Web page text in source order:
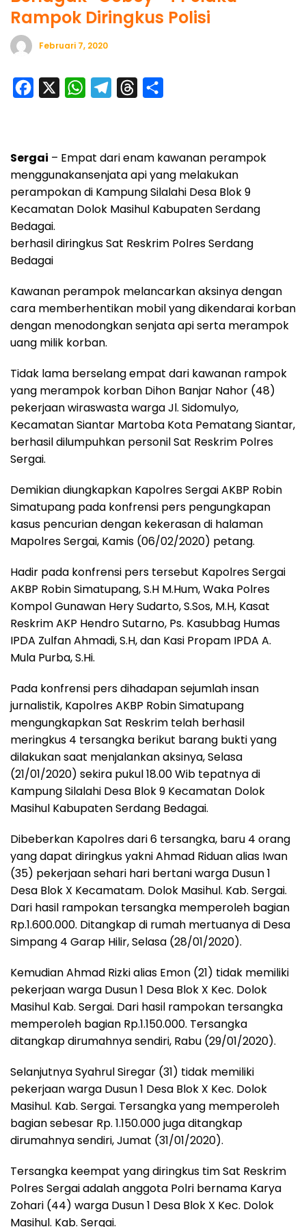
Rampok Diringkus Polisi
Februari 7, 2020
b
o
o
k
W
s
A
p
g
r
a
a
d
s
e
Sergai – Empat dari enam kawanan perampok
menggunakansenjata api yang melakukan
perampokan di Kampung Silalahi Desa Blok 9
Kecamatan Dolok Masihul Kabupaten Serdang
Bedagai.
berhasil diringkus Sat Reskrim Polres Serdang
Bedagai
Kawanan perampok melancarkan aksinya dengan
cara memberhentikan mobil yang dikendarai korban
dengan menodongkan senjata api serta merampok
uang milik korban.
Tidak lama berselang empat dari kawanan rampok
yang merampok korban Dihon Banjar Nahor (48)
pekerjaan wiraswasta warga Jl. Sidomulyo,
Kecamatan Siantar Martoba Kota Pematang Siantar,
berhasil dilumpuhkan personil Sat Reskrim Polres
Sergai.
Demikian diungkapkan Kapolres Sergai AKBP Robin
Simatupang pada konfrensi pers pengungkapan
kasus pencurian dengan kekerasan di halaman
Mapolres Sergai, Kamis (06/02/2020) petang.
Hadir pada konfrensi pers tersebut Kapolres Sergai
AKBP Robin Simatupang, S.H M.Hum, Waka Polres
Kompol Gunawan Hery Sudarto, S.Sos, M.H, Kasat
Reskrim AKP Hendro Sutarno, Ps. Kasubbag Humas
IPDA Zulfan Ahmadi, S.H, dan Kasi Propam IPDA A.
Mula Purba, S.Hi.
Pada konfrensi pers dihadapan sejumlah insan
jurnalistik, Kapolres AKBP Robin Simatupang
mengungkapkan Sat Reskrim telah berhasil
meringkus 4 tersangka berikut barang bukti yang
dilakukan saat menjalankan aksinya, Selasa
(21/01/2020) sekira pukul 18.00 Wib tepatnya di
Kampung Silalahi Desa Blok 9 Kecamatan Dolok
Masihul Kabupaten Serdang Bedagai.
Dibeberkan Kapolres dari 6 tersangka, baru 4 orang
yang dapat diringkus yakni Ahmad Riduan alias Iwan
(35) pekerjaan sehari hari bertani warga Dusun 1
Desa Blok X Kecamatam. Dolok Masihul. Kab. Sergai.
Dari hasil rampokan tersangka memperoleh bagian
Rp.1.600.000. Ditangkap di rumah mertuanya di Desa
Simpang 4 Garap Hilir, Selasa (28/01/2020).
Kemudian Ahmad Rizki alias Emon (21) tidak memiliki
pekerjaan warga Dusun 1 Desa Blok X Kec. Dolok
Masihul Kab. Sergai. Dari hasil rampokan tersangka
memperoleh bagian Rp.1.150.000. Tersangka
ditangkap dirumahnya sendiri, Rabu (29/01/2020).
Selanjutnya Syahrul Siregar (31) tidak memiliki
pekerjaan warga Dusun 1 Desa Blok X Kec. Dolok
Masihul. Kab. Sergai. Tersangka yang memperoleh
bagian sebesar Rp. 1.150.000 juga ditangkap
dirumahnya sendiri, Jumat (31/01/2020).
Tersangka keempat yang diringkus tim Sat Reskrim
Polres Sergai adalah anggota Polri bernama Karya
Zohari (44) warga Dusun 1 Desa Blok X Kec. Dolok
Masihul. Kab. Sergai.